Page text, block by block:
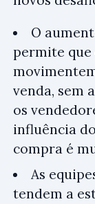
O
permite que
venda, sem
os
influência
compra é
As
tendem a